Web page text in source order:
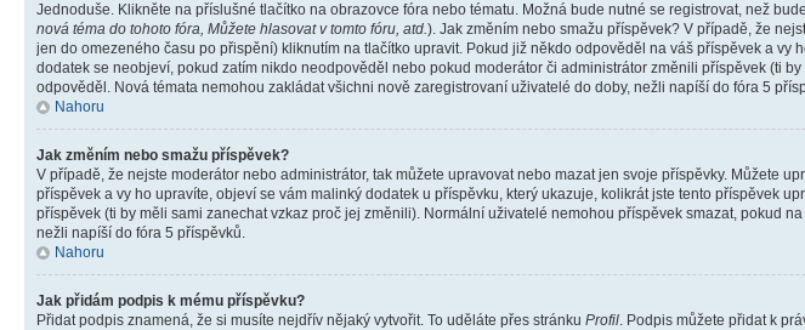
Jednoduše. Klikněte na příslušné tlačítko na obrazovce fóra nebo tématu. Možná bude nutné se registrovat, než
nová téma do tohoto fóra, Můžete hlasovat v tomto fóru, atd.). Jak změním nebo smažu příspěvek? V případě, že
jen do omezeného času po přispění) kliknutím na tlačítko upravit. Pokud již někdo odpověděl na váš příspěvek a
dodatek se neobjeví, pokud zatím nikdo neodpověděl nebo pokud moderátor či administrátor změnili příspěvek (ti
odpověděl. Nová témata nemohou zakládat všichni nově zaregistrovaní uživatelé do doby, nežli napíší do fóra 5
Nahoru
Jak změním nebo smažu příspěvek?
V případě, že nejste moderátor nebo administrátor, tak můžete upravovat nebo mazat jen svoje příspěvky. Můžete
příspěvek a vy ho upravíte, objeví se vám malinký dodatek u příspěvku, který ukazuje, kolikrát jste tento příspěvek
příspěvek (ti by měli sami zanechat vzkaz proč jej změnili). Normální uživatelé nemohou příspěvek smazat, pokud
nežli napíší do fóra 5 příspěvků.
Nahoru
Jak přidám podpis k mému příspěvku?
Přidat podpis znamená, že si musíte nejdřív nějaký vytvořit. To uděláte přes stránku Profil. Podpis můžete přidat k